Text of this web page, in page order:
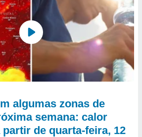
algumas zonas de
semana: calor
de quarta-feira, 12